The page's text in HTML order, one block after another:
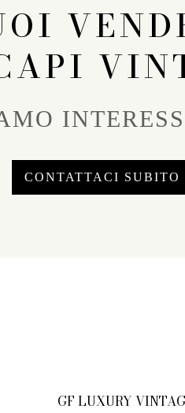
CONTATTACI SUBITO
GF LUXURY